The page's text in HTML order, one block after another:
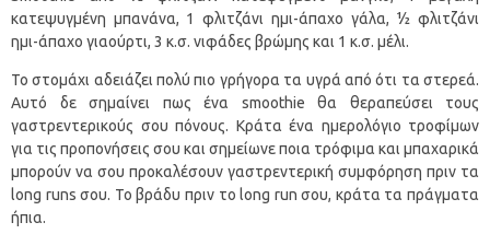
κατεψυγμένη μπανάνα, 1 φλιτζάνι ημι-άπαχο γάλα, ½ φλιτζάνι
ημι-άπαχο γιαούρτι, 3 κ.σ. νιφάδες βρώμης και 1 κ.σ. μέλι.
Το στομάχι αδειάζει πολύ πιο γρήγορα τα υγρά από ότι τα στερεά.
Αυτό δε σημαίνει πως ένα smoothie θα θεραπεύσει τους
γαστρεντερικούς σου πόνους. Κράτα ένα ημερολόγιο τροφίμων
για τις προπονήσεις σου και σημείωνε ποια τρόφιμα και μπαχαρικά
μπορούν να σου προκαλέσουν γαστρεντερική συμφόρηση πριν τα
long runs σου. Το βράδυ πριν το long run σου, κράτα τα πράγματα
ήπια.